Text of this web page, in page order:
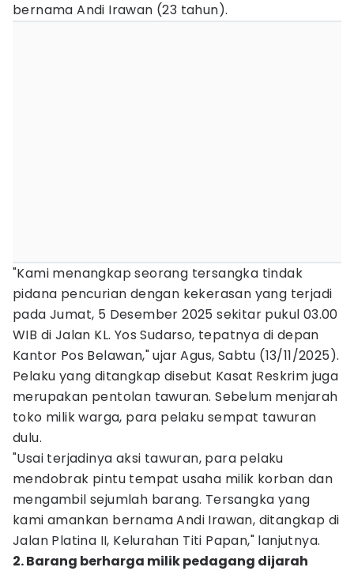
bernama Andi Irawan (23 tahun).
"Kami menangkap seorang tersangka tindak
pidana pencurian dengan kekerasan yang terjadi
pada Jumat, 5 Desember 2025 sekitar pukul 03.00
WIB di Jalan KL. Yos Sudarso, tepatnya di depan
Kantor Pos Belawan," ujar Agus, Sabtu (13/11/2025).
Pelaku yang ditangkap disebut Kasat Reskrim juga
merupakan pentolan tawuran. Sebelum menjarah
toko milik warga, para pelaku sempat tawuran
dulu.
"Usai terjadinya aksi tawuran, para pelaku
mendobrak pintu tempat usaha milik korban dan
mengambil sejumlah barang. Tersangka yang
kami amankan bernama Andi Irawan, ditangkap di
Jalan Platina II, Kelurahan Titi Papan," lanjutnya.
2. Barang berharga milik pedagang dijarah